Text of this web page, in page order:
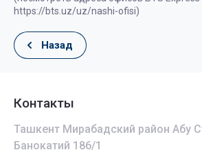
https://bts.uz/uz/nashi-ofisi)
Назад
Контакты
Ташкент Мирабадский район Абу
Банокатий 186/1